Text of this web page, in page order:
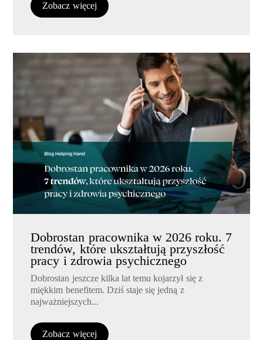
Zobacz więcej
Dobrostan pracownika w 2026 roku. 7
trendów, które ukształtują przyszłość
pracy i zdrowia psychicznego
Dobrostan jeszcze kilka lat temu kojarzył się z
miękkim benefitem. Dziś staje się jedną z
najważniejszych...
Zobacz więcej